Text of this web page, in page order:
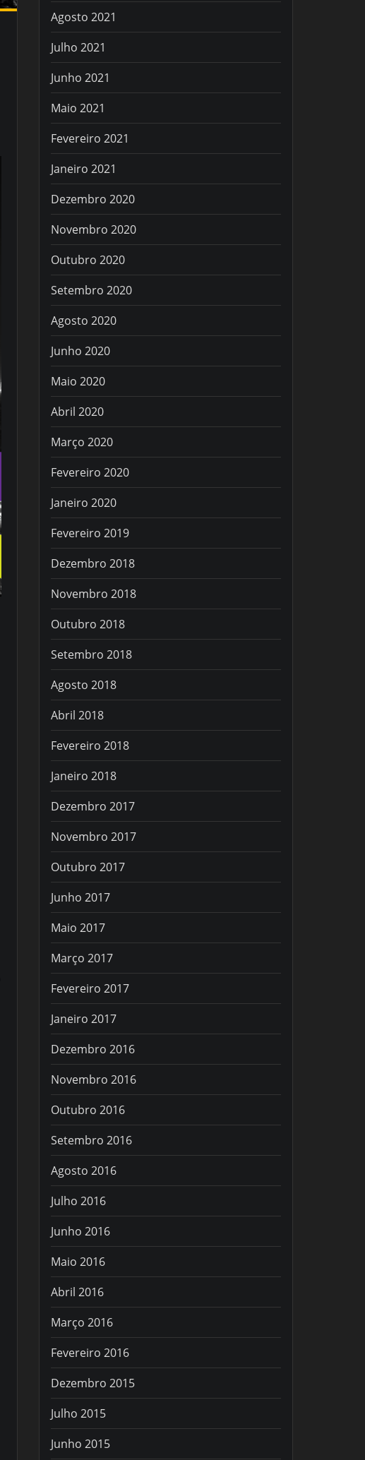
Agosto 2021
Julho 2021
Junho 2021
Maio 2021
Fevereiro 2021
Janeiro 2021
Dezembro 2020
Novembro 2020
Outubro 2020
Setembro 2020
Agosto 2020
Junho 2020
Maio 2020
Abril 2020
Março 2020
Fevereiro 2020
Janeiro 2020
Fevereiro 2019
Dezembro 2018
Novembro 2018
Outubro 2018
Setembro 2018
Agosto 2018
Abril 2018
Fevereiro 2018
Janeiro 2018
Dezembro 2017
Novembro 2017
Outubro 2017
Junho 2017
Maio 2017
Março 2017
Fevereiro 2017
Janeiro 2017
Dezembro 2016
Novembro 2016
Outubro 2016
Setembro 2016
Agosto 2016
Julho 2016
Junho 2016
Maio 2016
Abril 2016
Março 2016
Fevereiro 2016
Dezembro 2015
Julho 2015
Junho 2015